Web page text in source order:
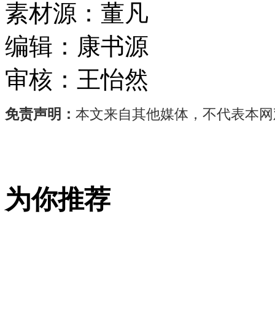
素材源： 董凡
编辑： 康书源
审核： 王怡然
免责声明： 本文来自其他媒体，不代表本
国
务
为你推荐